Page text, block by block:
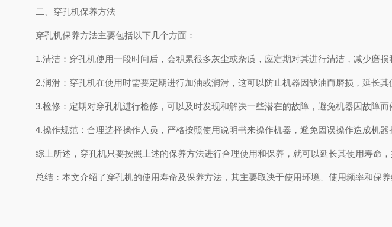
二、穿孔机保养方法
穿孔机保养方法主要包括以下几个方面：
1.清洁：穿孔机使用一段时间后，会积累很多灰尘或杂质，应定期对其进行清洁，减少磨损
2.润滑：穿孔机在使用时需要定期进行加油或润滑，这可以防止机器因缺油而磨损，延长其
3.检修：定期对穿孔机进行检修，可以及时发现和解决一些潜在的故障，避免机器因故障而
4.操作规范：合理选择操作人员，严格按照使用说明书来操作机器，避免因误操作造成机器
综上所述，穿孔机只要按照上述的保养方法进行合理使用和保养，就可以延长其使用寿命
总结：本文介绍了穿孔机的使用寿命及保养方法，其主要取决于使用环境、使用频率和保